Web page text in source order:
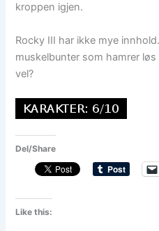
kroppen igjen.
Rocky III har ikke mye
muskelbunter som hamrer
vel?
Del/Share
Like this: